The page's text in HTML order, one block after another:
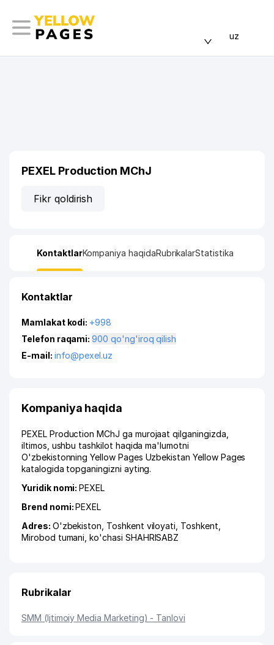
uz
PEXEL Production MChJ
Fikr qoldirish
KontaktlarKompaniya haqidaRubrikalarStatistika
Kontaktlar
Mamlakat kodi: +998
Telefon raqami:900 qo'ng'iroq qilish
E-mail: info@pexel.uz
Kompaniya haqida
PEXEL Production MChJ ga murojaat qilganingizda,
iltimos, ushbu tashkilot haqida ma'lumotni
O'zbekistonning Yellow Pages Uzbekistan Yellow Pages
katalogida topganingizni ayting.
Yuridik nomi:PEXEL
Brend nomi:PEXEL
Adres: O'zbekiston, Toshkent viloyati Toshkent
Mirobod tumani ,ko'chasi SHAHRISABZ
Rubrikalar
SMM (Ijtimoiy Media Marketing) - Tanlovi